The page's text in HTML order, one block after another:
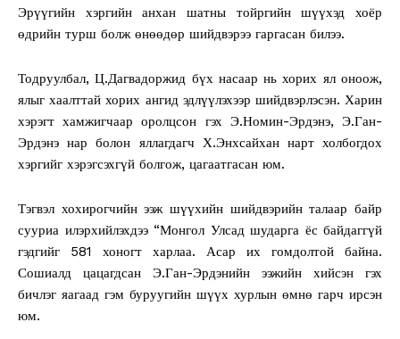
Эрүүгийн хэргийн анхан шатны тойргийн шүүхэд хоёр
өдрийн турш болж өнөөдөр шийдвэрээ гаргасан билээ.
Тодруулбал, Ц.Дагвадоржид бүх насаар нь хорих ял оноож,
ялыг хаалттай хорих ангид эдлүүлэхээр шийдвэрлэсэн. Харин
хэрэгт хамжигчаар оролцсон гэх Э.Номин-Эрдэнэ, Э.Ган-
Эрдэнэ нар болон яллагдагч Х.Энхсайхан нарт холбогдох
хэргийг хэрэгсэхгүй болгож, цагаатгасан юм.
Тэгвэл хохирогчийн ээж шүүхийн шийдвэрийн талаар байр
сууриа илэрхийлэхдээ “Монгол Улсад шударга ёс байдаггүй
гэдгийг 581 хоногт харлаа. Асар их гомдолтой байна.
Сошиалд цацагдсан Э.Ган-Эрдэнийн ээжийн хийсэн гэх
бичлэг яагаад гэм буруугийн шүүх хурлын өмнө гарч ирсэн
юм.